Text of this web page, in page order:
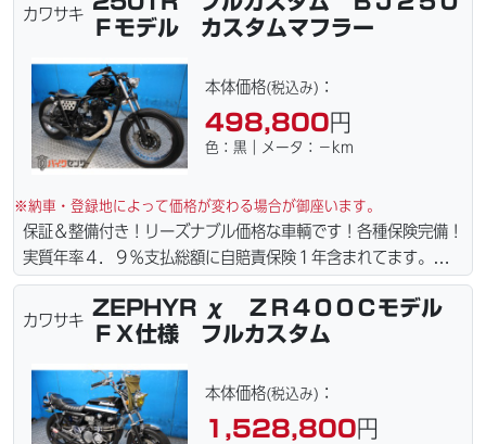
港止めになります）。☆盗難保険加入可能！ｗｅｂローン・カー
ド各種取り扱ってます。仕様変更からレストアまで、お気軽にお
てます。当社ホームページにて詳細画像見れます。
カワサキ
Ｆモデル カスタムマフラー
本体価格(税込み) ：
498,800円
色：黒｜メータ：－km
※納車・登録地によって価格が変わる場合が御座います。
保証＆整備付き！リーズナブル価格な車輌です！各種保険完備！
実質年率４．９％支払総額に自賠責保険１年含まれてます。全国
どこでも１万円〜4.5万円にて配達致します！！（離島の場合は
港止めになります）。☆盗難保険加入可能！ｗｅｂローン・カー
ド各種取り扱ってます。仕様変更からレストアまで、お気軽にお
てます。当社ホームページにて詳細画像見れます。
カワサキ
ZEPHYR χ ＺＲ４００Ｃモデル
ＦＸ仕様 フルカスタム
本体価格(税込み) ：
1,528,800円